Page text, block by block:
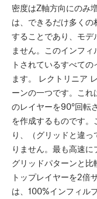
密度はZ軸方向にのみ
は、できるだけ多くの
することであり、モデ
ません。このインフ
トされているすべて
ます。 レクトリニア
ーンの一つです。これ
のレイヤーを90°回転
を作成するものです
り、（グリッドと違
りません。最も高速に
グリッドパターンと
トップレイヤーを2倍
は、100%インフィル